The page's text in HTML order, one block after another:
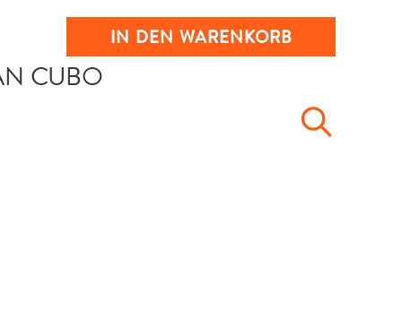
IN DEN WARENKORB